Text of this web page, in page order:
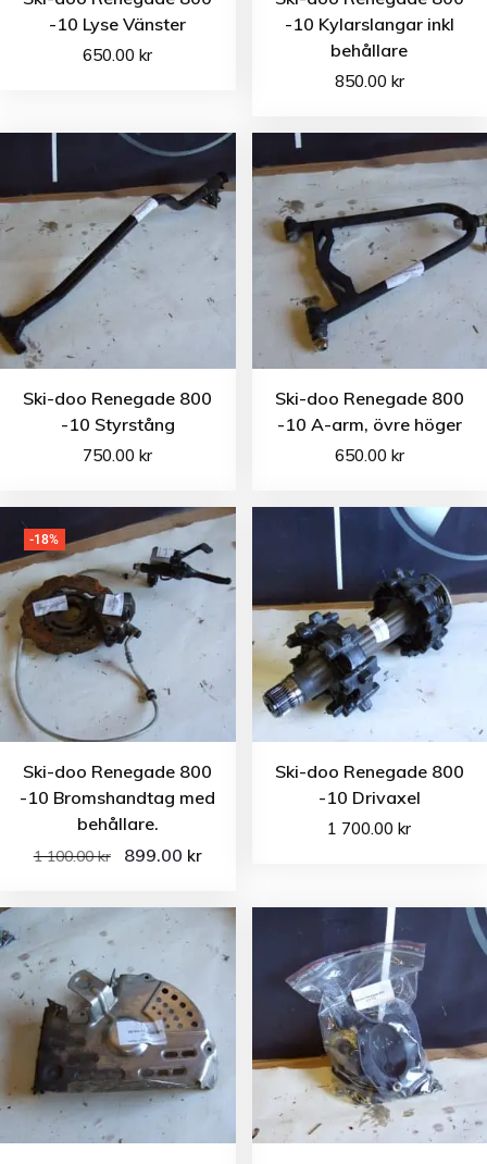
-10 Lyse Vänster
650.00kr
-10 Kylarslangar inkl
behållare
850.00 kr
Ski-doo Renegade 800
-10 Styrstång
750.00kr
Ski-doo Renegade 800
-10 A-arm, övre höger
650.00 kr
-18%
Ski-doo Renegade 800
-10 Bromshandtag med
behållare.
1 100.00kr 899.00 kr
Ski-doo Renegade 800
-10 Drivaxel
1 700.00kr